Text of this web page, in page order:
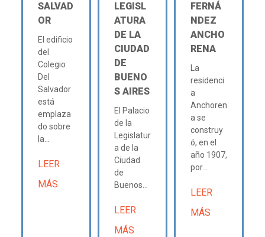
SALVAD
OR
El edificio
del
Colegio
Del
Salvador
está
emplaza
do sobre
la...
LEER
MÁS
LEGISL
ATURA
DE LA
CIUDAD
DE
BUENO
S AIRES
El Palacio
de la
Legislatur
a de la
Ciudad
de
Buenos...
LEER
MÁS
FERNÁ
NDEZ
ANCHO
RENA
La
residenci
a
Anchoren
a se
construy
ó, en el
año 1907,
por...
LEER
MÁS